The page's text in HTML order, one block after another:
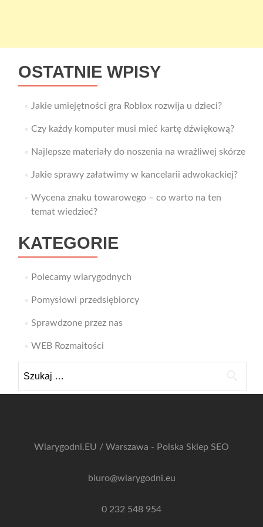
OSTATNIE WPISY
Jakie umiejętności gra Roblox rozwija u dzieci?
Czy każdy komputer musi mieć kartę dźwiękową?
Najlepsze materiały do noszenia na wrażliwej skórze
Jakie sprawy załatwimy w kancelarii adwokackiej?
Wycena znaku towarowego – co warto na ten
temat wiedzieć?
KATEGORIE
Polecamy wiarygodnych
Pomysłowi przedsiębiorcy
Sprawdzone przez nas
WEB Rozmaitości
Wiarygodni.EU / Warszawa - Polska Sklep SEO
biuro@wiarygodni.eu
0 232 548 954